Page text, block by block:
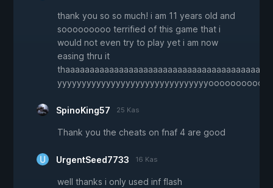
thank you so so much! i am 11 years old and
sooooooooo terrified of this game that i
would not even try to play yet i am now
easing thru it
SpinoKing57 25 Kas
Thank you the cheats on fnaf 4 are good
UrgentSeed7733 16 Kas
well thanks i only used inf flash